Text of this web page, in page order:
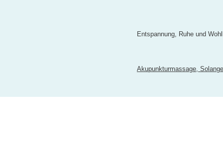
Entspannung, Ruhe und
Akupunkturmassage,